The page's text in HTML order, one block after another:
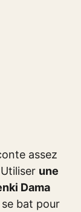
assez
une
Dama
bat pour